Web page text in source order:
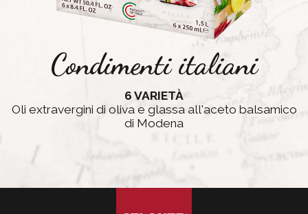
Condimenti italiani
6 VARIETÀ
Oli extravergini di oliva e glassa all'aceto balsamico
di Modena